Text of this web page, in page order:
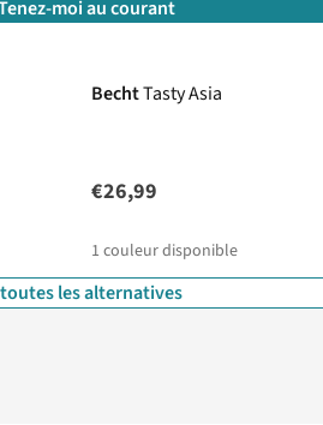
moi au courant
BechtTasty Asia
€26,99
1 couleur disponible
les alternatives